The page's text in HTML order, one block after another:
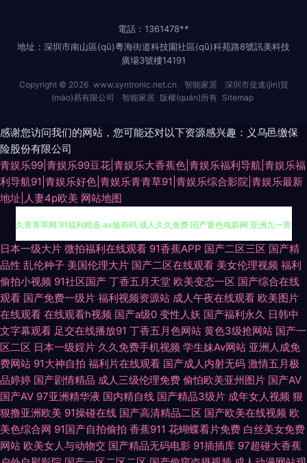
電話：1361478**
地址：深圳市南山區(qū)粵海街道科技園社區(qū)科苑路8號訊美科技
廣場3號樓14191
Copyright © 2026 www.syntronic.net.cn 智能家居
深圳市促進(jìn)貿
(mào)易有限公司
智能家居 版權(quán)所有 Sitemap
感谢您访问我们的网站，您可能还对以下资源感兴趣：义乌邑缴保
险股份有限公司
青娱乐99|青娱乐99豆花|青娱乐大香蕉色|青娱乐福利导航|青娱乐福
利导航91|青娱乐好色|青娱乐青青草91|青娱乐综合影院|青娱乐最新
地址|人妻4p欧美 网站地图
日本中文字幕不卡 福利导航第一 日韩欧美福利导航 午夜激情AV导航 伊人久
久青青草网 91福利精选 av狼有码 成人久久免费 国产黄色电影网 亚洲九一青
草 91色se 超碰人人做爱 福利色成人导航 国产狼友99 国产做爱av 激情自拍
久久网91 五月天色社区 91九色绿帽夫妻 av先锋影音av 超碰自拍素人 国产
精品九九 黑料老司机精品 精品卡一在线 精品挑选伊人国产 老司机福利社91
偷拍白拍青青草 亚洲无码六月天 91福利区 91视频大全 99摸99操 变态另类3
超碰人妻在线观看 欧美成人另类 AV夜夜 久久人妻人人草 青娱乐网亚洲av
日本一级大片 微拍福利在线观看 91香蕉APP 国产二区三区 国产精
品性 乱伦种子 美国伦理大片 国产二区在线观看 美女伦理视频 福利
偷拍小视频 91社区国产 丁香五月天堂 欧美变态一区 国产综合在线
观看 国产免费一级片 福利视频资源站 成人午夜在线观看 欧美图片
在线观看 在线观看h视频 国产a级0 变性人妖 国产福利永久 日韩中
文字幕观看 足交在线播放91 丁香五月色网站 黄色3级抢网站 国产一
区二区 日本一级婬片 久久免费手机视频 学生妹Av网站 亚洲人成免
费网站 91大神自拍 福利片在线观看 国产成人内射无码 激情五月极
品婷婷 国产剧情精品 成人三级伦理免费 偷怕欧美亚州图片 国产AV
国产AV 97亚洲精华液 国内精自线 国产精品3级片 成年女人视频 狠
狠撸亚洲欧美 91操碰在线 国产高清精品二区 国产欧美在线视频 欧
美色综合网 91国产自拍偷拍 香蕉911 花蝴蝶看片免费 白丝美女免费
网站 欧美女人与动物交 国产精品无码电影 91插插库 97超碰大香蕉